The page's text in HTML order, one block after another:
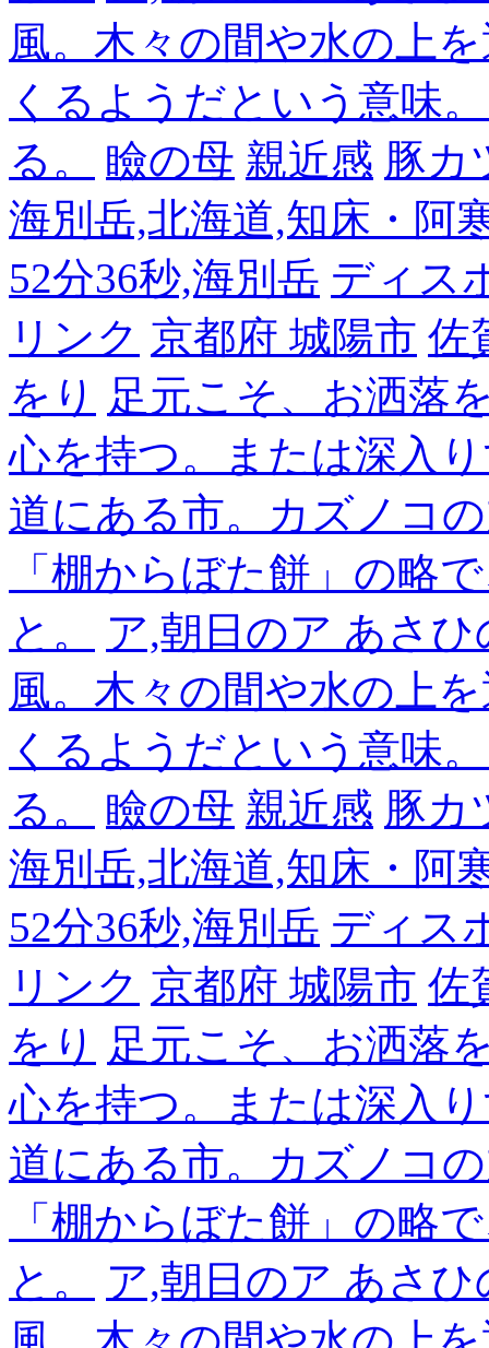
風。木々の間や水の上
くるようだという意味
る。
瞼の母 親近感 豚カ
海別岳,北海道,知床・阿
52分36秒,海別岳 ディス
リンク 京都府 城陽市 佐
をり 足元こそ、お洒落
心を持つ。または深入
道にある市。カズノコ
「棚からぼた餅」の略
と。
ア,朝日のア あさひ
風。木々の間や水の上
くるようだという意味
る。
瞼の母 親近感 豚カ
海別岳,北海道,知床・阿
52分36秒,海別岳 ディス
リンク 京都府 城陽市 佐
をり 足元こそ、お洒落
心を持つ。または深入
道にある市。カズノコ
「棚からぼた餅」の略
と。
ア,朝日のア あさひ